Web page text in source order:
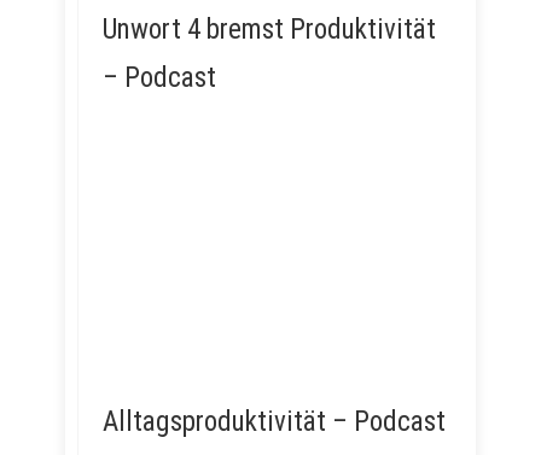
Unwort 4 bremst Produktivität
– Podcast
Alltagsproduktivität – Podcast